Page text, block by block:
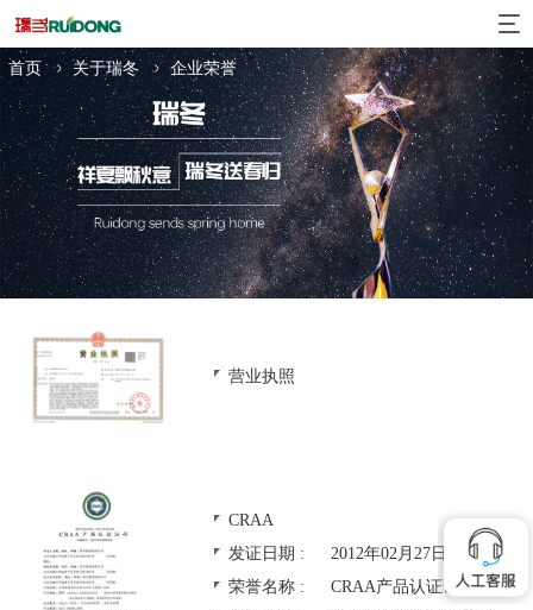
经
首页 关于瑞冬 企业荣誉
营业执照
CRAA
发证日期 :
2012年02月27日
荣誉名称 :
CRAA产品认证证书